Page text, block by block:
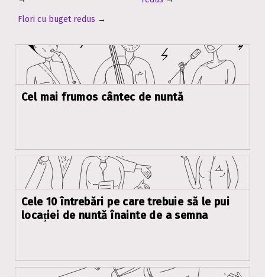
Flori cu buget redus →
Cel mai frumos cântec de nuntă
Cele 10 întrebări pe care trebuie să le pui
locației de nuntă înainte de a semna